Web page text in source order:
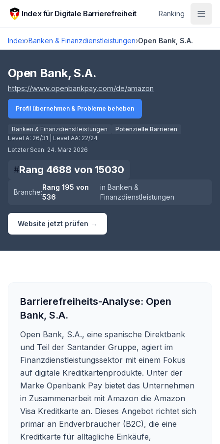
Zum Hauptinhalt springen
Index für Digitale Barrierefreiheit Ranking
Index›Banken & Finanzdienstleistungen›Open Bank, S.A.
Score lädt
Open Bank, S.A.
https://www.openbankpay.com/de/amazon
Profil übernehmen & Probleme beheben
Banken & Finanzdienstleistungen
Potenzielle Barrieren
Level A: 26/31 | Level AA: 22/24
Letzter Scan: 24. März 2026
#Rang 4688 von 15030
Branche:
Rang 195 von
536
in Banken &
Finanzdienstleistungen
Website jetzt prüfen →
Barrierefreiheits-Analyse: Open
Bank, S.A.
Open Bank, S.A., eine spanische Direktbank
und Teil der Santander Gruppe, agiert im
Finanzdienstleistungssektor mit einem Fokus
auf digitale Kreditkartenprodukte. Unter der
Marke Openbank Pay bietet das Unternehmen
in Zusammenarbeit mit Amazon die Amazon
Visa Kreditkarte an. Dieses Angebot richtet sich
primär an Endverbraucher (B2C), die eine
Kreditkarte für alltägliche Einkäufe,